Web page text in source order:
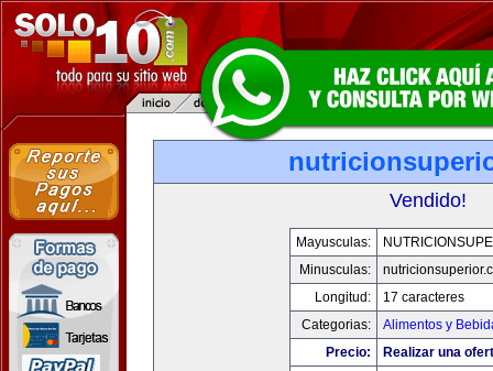
Vendido!
Mayusculas:
Minusculas:
Longitud:
17 caracteres
Categorias:
Alimentos y
Precio:
Realizar una